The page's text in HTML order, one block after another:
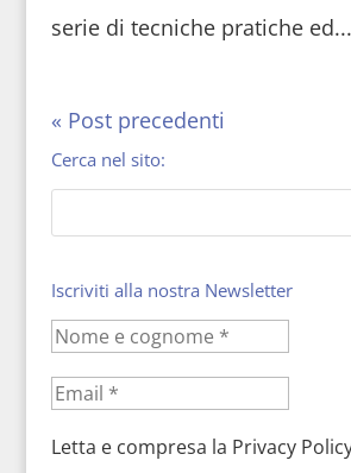
serie di tecniche pratiche ed...
« Post precedenti
Cerca nel sito:
Iscriviti alla nostra Newsletter
Letta e compresa la Privacy